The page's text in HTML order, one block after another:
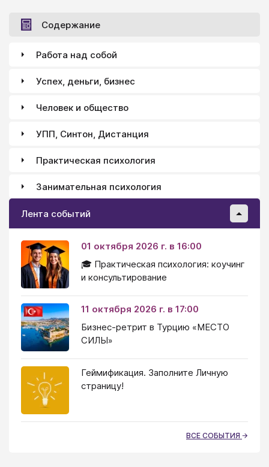
Содержание
Работа над собой
Успех, деньги, бизнес
Человек и общество
УПП, Синтон, Дистанция
Практическая психология
Занимательная психология
Лента событий
01 октября 2026 г. в 16:00
🎓 Практическая психология: коучинг
и консультирование
11 октября 2026 г. в 17:00
Бизнес-ретрит в Турцию «МЕСТО
СИЛЫ»
Геймификация. Заполните Личную
страницу!
ВСЕ СОБЫТИЯ